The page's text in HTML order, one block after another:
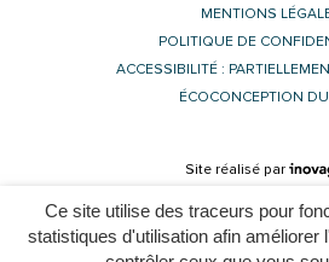
Ce site utilise des traceurs pour
statistiques d'utilisation afin améliorer
MENTIONS
POLITIQUE DE
ACCESSIBILITÉ :
ÉCOCONCEPTION
Site réalisé par